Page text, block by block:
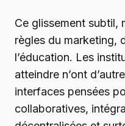
Ce glissement subtil,
règles du marketing,
l’éducation. Les
atteindre n’ont
interfaces pensées
collaboratives,